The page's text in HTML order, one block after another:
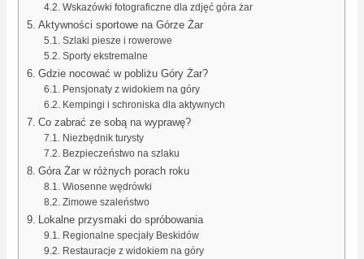
Wskazówki fotograficzne dla zdjęć góra żar
Aktywności sportowe na Górze Żar
Szlaki piesze i rowerowe
Sporty ekstremalne
Gdzie nocować w pobliżu Góry Żar?
Pensjonaty z widokiem na góry
Kempingi i schroniska dla aktywnych
Co zabrać ze sobą na wyprawę?
Niezbędnik turysty
Bezpieczeństwo na szlaku
Góra Żar w różnych porach roku
Wiosenne wędrówki
Zimowe szaleństwo
Lokalne przysmaki do spróbowania
Regionalne specjały Beskidów
Restauracje z widokiem na góry